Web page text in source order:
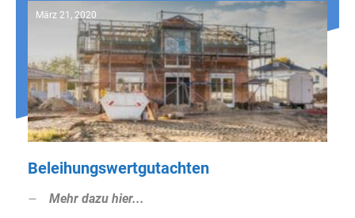
März 21, 2020
Beleihungswertgutachten
Mehr dazu hier...